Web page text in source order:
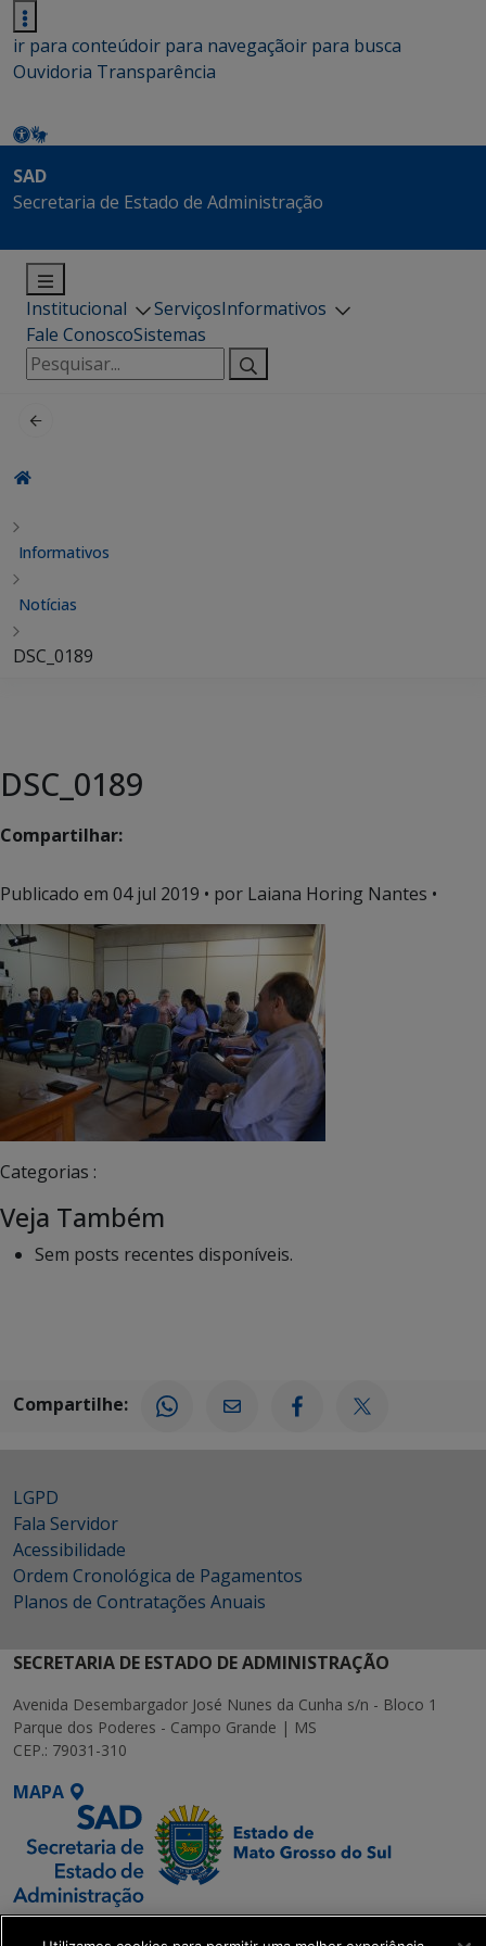
ir para conteúdoir para navegaçãoir para busca
Ouvidoria Transparência
SAD
Secretaria de Estado de Administração
Institucional ServiçosInformativos
Fale ConoscoSistemas
Pesquisar
por:
Informativos
Notícias
DSC_0189
DSC_0189
Compartilhar:
Publicado em 04 jul 2019 • por Laiana Horing Nantes •
Categorias :
Veja Também
Sem posts recentes disponíveis.
Compartilhe:
LGPD
Fala Servidor
Acessibilidade
Ordem Cronológica de Pagamentos
Planos de Contratações Anuais
SECRETARIA DE ESTADO DE ADMINISTRAÇÃO
Avenida Desembargador José Nunes da Cunha s/n - Bloco 1
Parque dos Poderes - Campo Grande | MS
CEP.: 79031-310
MAPA